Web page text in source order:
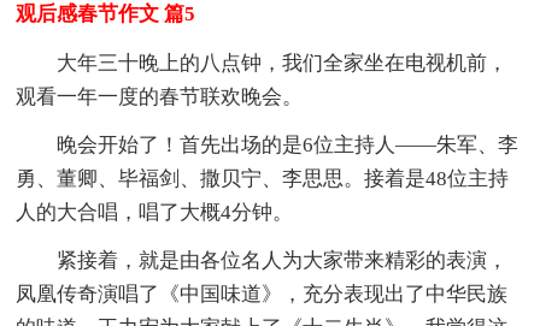
观后感春节作文 篇5
大年三十晚上的八点钟，我们全家坐在电视机前，
观看一年一度的春节联欢晚会。
晚会开始了！首先出场的是6位主持人——朱军、李
勇、董卿、毕福剑、撒贝宁、李思思。接着是48位主持
人的大合唱，唱了大概4分钟。
紧接着，就是由各位名人为大家带来精彩的表演，
凤凰传奇演唱了《中国味道》，充分表现出了中华民族